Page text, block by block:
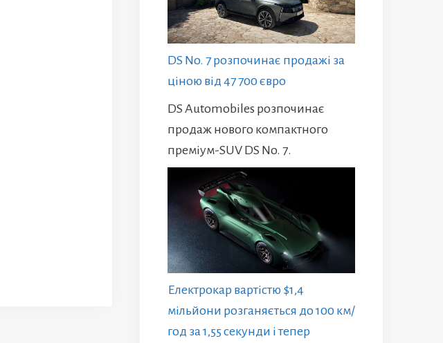
DS No. 7 розпочинає продажі за
ціною від 47 700 євро
DS Automobiles розпочинає
продаж нового компактного
преміум-SUV DS No. 7.
Електрокар вартістю $1,4
мільйони розганяється до 100 км/
год за 1,55 секунди і тепер